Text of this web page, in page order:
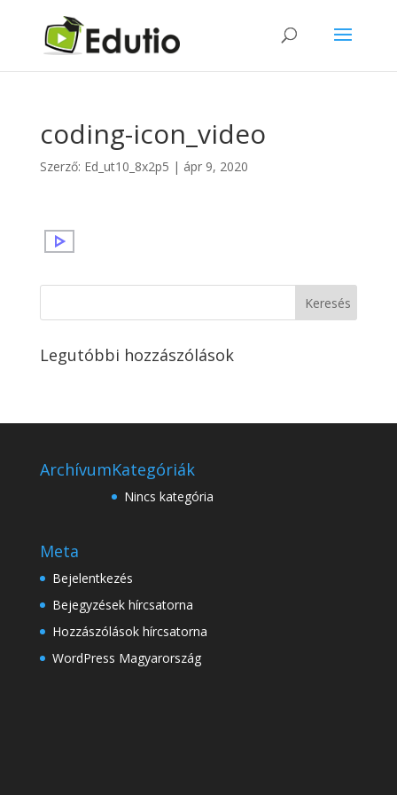
coding-icon_video
Szerző: Ed_ut10_8x2p5 | ápr 9, 2020
Legutóbbi hozzászólások
ArchívumKategóriák
Nincs kategória
Meta
Bejelentkezés
Bejegyzések hírcsatorna
Hozzászólások hírcsatorna
WordPress Magyarország